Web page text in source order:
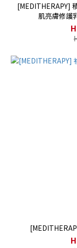
[MEDITHERAPY]
肌亮膚修護